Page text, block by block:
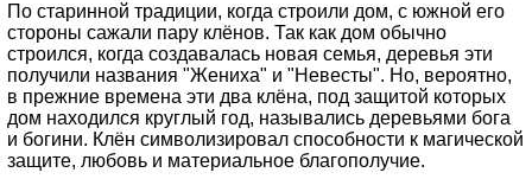
По старинной традиции, когда строили дом, с южной его
стороны сажали пару клёнов. Так как дом обычно
строился, когда создавалась новая семья, деревья эти
получили названия "Жениха" и "Невесты". Но, вероятно,
в прежние времена эти два клёна, под защитой которых
дом находился круглый год, назывались деревьями бога
и богини. Клён символизировал способности к магической
защите, любовь и материальное благополучие.